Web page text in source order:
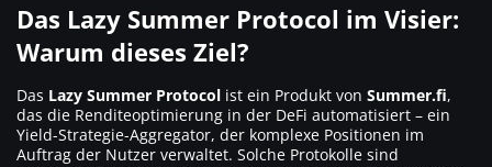
Das Lazy Summer Protocol im Visier:
Warum dieses Ziel?
Das Lazy Summer Protocol ist ein Produkt von Summer.fi,
das die Renditeoptimierung in der DeFi automatisiert – ein
Yield-Strategie-Aggregator, der komplexe Positionen im
Auftrag der Nutzer verwaltet. Solche Protokolle sind